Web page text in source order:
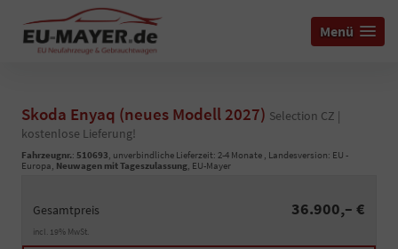
Menü
Skoda Enyaq (neues Modell 2027) Selection CZ |
kostenlose Lieferung!
Fahrzeugnr.: 510693, unverbindliche Lieferzeit: 2-4 Monate , Landesversion: EU -
Europa, Neuwagen mit Tageszulassung, EU-Mayer
Gesamtpreis 36.900,– €
incl. 19% MwSt.